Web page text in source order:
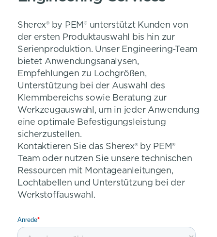
Sherex® by PEM® unterstützt Kunden von
der ersten Produktauswahl bis hin zur
Serienproduktion. Unser Engineering-Team
bietet Anwendungsanalysen,
Empfehlungen zu Lochgrößen,
Unterstützung bei der Auswahl des
Klemmbereichs sowie Beratung zur
Werkzeugauswahl, um in jeder Anwendung
eine optimale Befestigungsleistung
sicherzustellen.
Kontaktieren Sie das Sherex® by PEM®
Team oder nutzen Sie unsere technischen
Ressourcen mit Montageanleitungen,
Lochtabellen und Unterstützung bei der
Werkstoffauswahl.